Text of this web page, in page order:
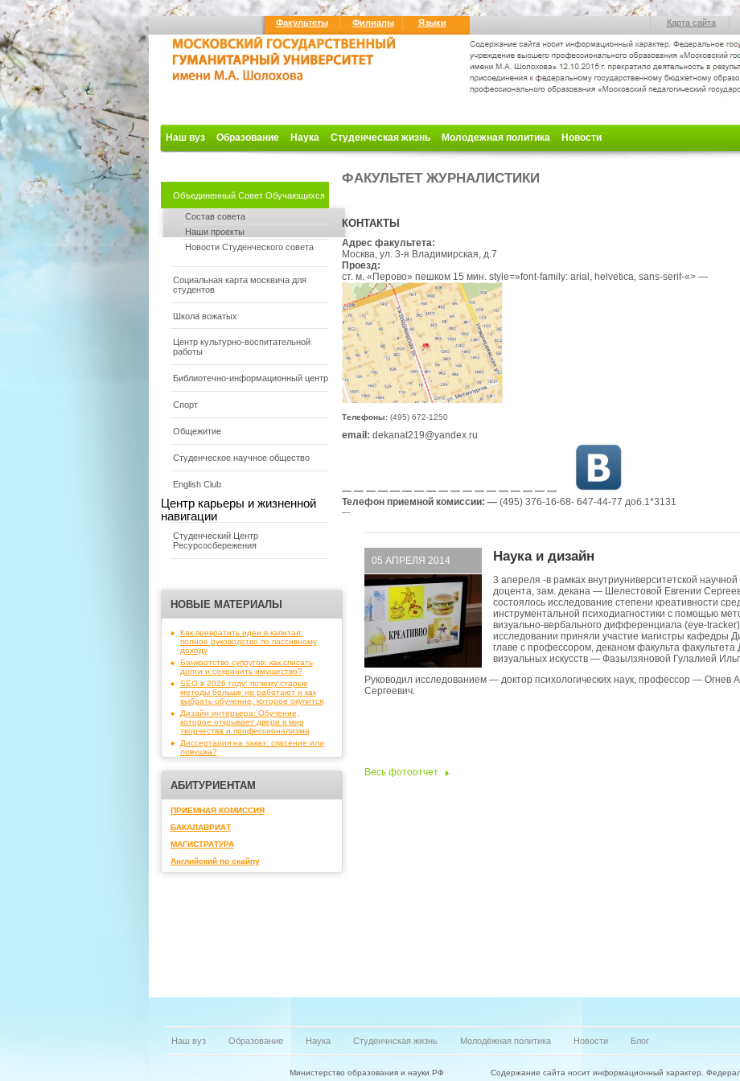
Факультеты Филиалы Языки Карта сайта
Наш вуз Образование Наука Студенческая жизнь Молодежная политика Новости
Объединенный Совет Обучающихся
Состав совета
Наши проекты
Новости Студенческого совета
Социальная карта москвича для
студентов
Школа вожатых
Центр культурно-воспитательной
работы
Библиотечно-информационный центр
Спорт
Общежитие
Студенческое научное общество
English Club
Центр карьеры и жизненной
навигации
Студенческий Центр
Ресурсосбережения
НОВЫЕ МАТЕРИАЛЫ
Как превратить идеи в капитал:
полное руководство по пассивному
доходу
Банкротство супругов: как списать
долги и сохранить имущество?
SEO в 2026 году: почему старые
методы больше не работают и как
выбрать обучение, которое окупится
Дизайн интерьера: Обучение,
которое открывает двери в мир
творчества и профессионализма
Диссертация на заказ: спасение или
ловушка?
АБИТУРИЕНТАМ
ПРИЕМНАЯ КОМИССИЯ
БАКАЛАВРИАТ
МАГИСТРАТУРА
Английский по скайпу
ФАКУЛЬТЕТ ЖУРНАЛИСТИКИ
КОНТАКТЫ
Адрес факультета:
Москва, ул. 3-я Владимирская, д.7
Проезд:
ст. м. «Перово» пешком 15 мин.style=»font-family: arial, helvetica, sans-serif-«> —
Телефоны:(495) 672-1250
email: dekanat219@yandex.ru
— — — — — — — — — — — — — — — — — —
Телефон приемной комиссии: —(495) 376-16-68- 647-44-77 доб.1*3131
—
05 АПРЕЛЯ 2014 Наука и дизайн
3 апереля -в рамках внутриуниверситетской
доцента, зам. декана — Шелестовой Евгении
состоялось исследование степени креативности
инструментальной психодиагностики с помощью
визуально-вербального дифференциала (eye-
исследовании приняли участие магистры кафедры
главе с профессором, деканом факульта факультета
визуальных искусств — Фазылзяновой Гулалией
Руководил исследованием — доктор психологических наук, профессор — Огнев
Сергеевич.
Весь фотоотчет
Наш вуз Образование Наука Студенчнская жизнь Молодёжная политика Новости Блог
Министерство образования и науки РФ
Содержание сайта носит информационный характер.